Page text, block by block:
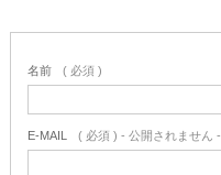
名前 ( 必須 )
E-MAIL ( 必須 ) - 公開されません -